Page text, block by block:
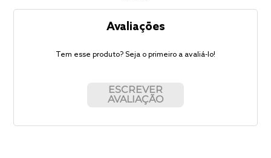
Avaliações
Tem esse produto? Seja o primeiro a avaliá-lo!
ESCREVER
AVALIAÇÃO